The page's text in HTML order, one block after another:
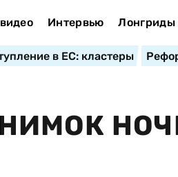
Интервью Лонгриды
в ЕС: кластеры